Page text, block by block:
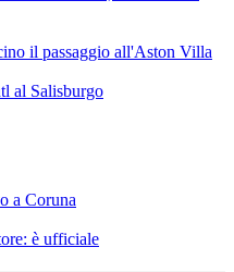
il passaggio all'Aston Villa
al Salisburgo
a Coruna
è ufficiale